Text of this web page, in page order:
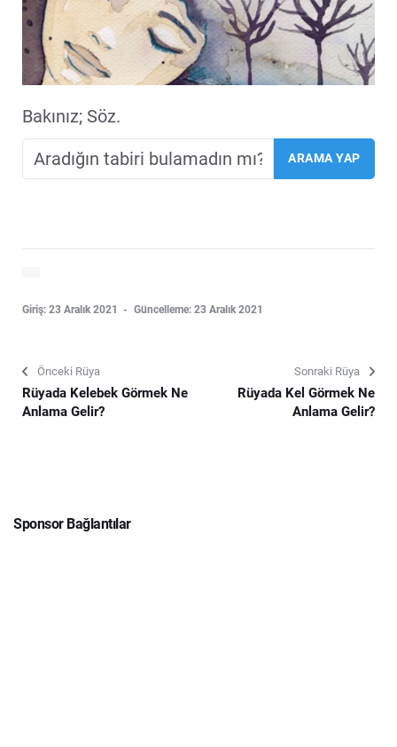
Bakınız; Söz.
Giriş: 23 Aralık 2021 Güncelleme: 23 Aralık 2021
Önceki Rüya
Rüyada Kelebek Görmek Ne
Anlama Gelir?
Sonraki Rüya
Rüyada Kel Görmek Ne
Anlama Gelir?
Sponsor Bağlantılar